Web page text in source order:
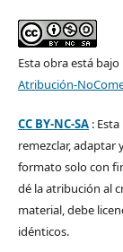
Esta obra está
Atribución-
CC BY-NC-SA: Esta
remezclar,
formato solo con
dé la atribución al
material, debe
idénticos.